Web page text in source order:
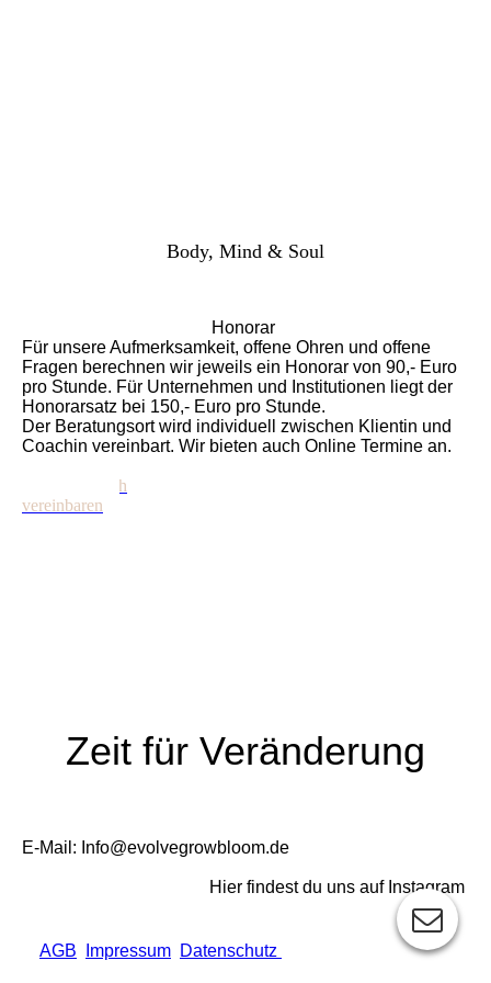
Body, Mind & Soul
Honorar
Für unsere Aufmerksamkeit, offene Ohren und offene
Fragen berechnen wir jeweils ein Honorar von 90,- Euro
pro Stunde. Für Unternehmen und Institutionen liegt der
Honorarsatz bei 150,- Euro pro Stunde.
Der Beratungsort wird individuell zwischen Klientin und
Coachin vereinbart. Wir bieten auch Online Termine an.
Erstgespräch
vereinbaren
Zeit für Veränderung
E-Mail: Info@evolvegrowbloom.de
Hier findest du uns auf Instagram
AGB Impressum Datenschutz